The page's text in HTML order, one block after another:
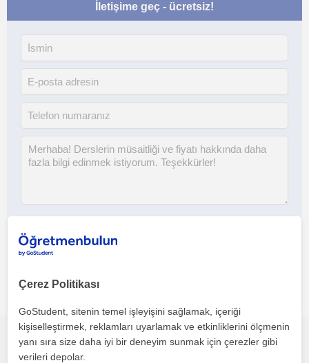
İletişime geç - ücretsiz!
Bu profili paylaş veya e-posta ile gönder
Çerez Politikası
GoStudent, sitenin temel işleyişini sağlamak, içeriği
kişiselleştirmek, reklamları uyarlamak ve etkinliklerini ölçmenin
yanı sıra size daha iyi bir deneyim sunmak için çerezler gibi
verileri depolar.